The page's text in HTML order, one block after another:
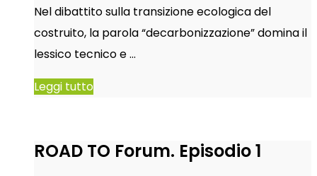
Nel dibattito sulla transizione ecologica del
costruito, la parola “decarbonizzazione” domina il
lessico tecnico e …
Leggi tutto
ROAD TO Forum. Episodio 1